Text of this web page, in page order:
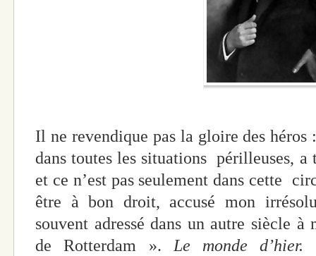
Il ne revendique pas la gloire des
dans toutes les situations périlleuses, a
et ce n’est pas seulement dans cette
être à bon droit, accusé mon
souvent adressé dans un autre siècle à
de Rotterdam ». Le monde d’hier.